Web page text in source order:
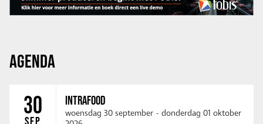
AGENDA
30
SEP
INTRAFOOD
woensdag 30 september - donderdag 01 oktober